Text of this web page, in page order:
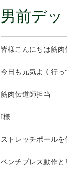
男前デッ
皆様こんにちは筋肉
今日も元気よく行っ
筋肉伝道師担当
I様
ストレッチポールを
ベンチプレス動作と